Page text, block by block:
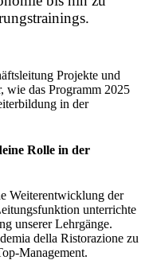
Projekte und
wie das Programm 2025
in der
Rolle in der
Weiterentwicklung der
unterrichte
unserer Lehrgänge.
della Ristorazione zu
Management.